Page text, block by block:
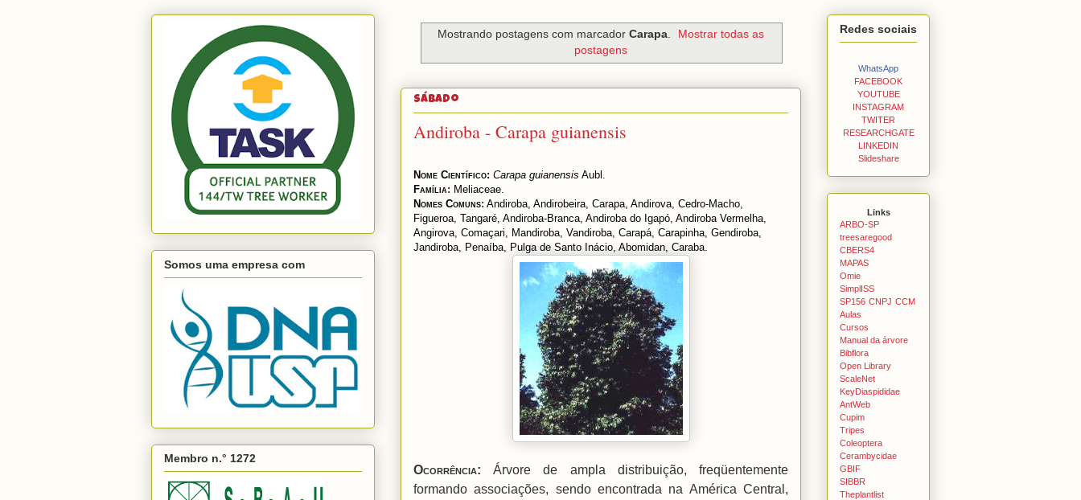
Mostrando postagens com marcador Carapa.
Mostrar todas as
postagens
sábado
Andiroba - Carapa guianensis
Nome Científico: Carapa guianensis Aubl.
Família: Meliaceae.
Nomes Comuns: Andiroba, Andirobeira, Carapa, Andirova, Cedro-Macho,
Figueroa, Tangaré, Andiroba-Branca, Andiroba do Igapó, Andiroba Vermelha,
Angirova, Comaçari, Mandiroba, Vandiroba, Carapá, Carapinha, Gendiroba,
Jandiroba, Penaíba, Pulga de Santo Inácio, Abomidan, Caraba.
Ocorrência: Árvore de ampla distribuição, freqüentemente
formando associações, sendo encontrada na América Central,
Somos uma empresa com
Membro n.° 1272
Redes sociais
WhatsApp
FACEBOOK
YOUTUBE
INSTAGRAM
TWITER
RESEARCHGATE
LINKEDIN
Slideshare
Links
ARBO-SP
treesaregood
CBERS4
MAPAS
Omie
SimplISS
SP156 CNPJ CCM
Aulas
Cursos
Manual da árvore
Bibflora
Open Library
ScaleNet
KeyDiaspididae
AntWeb
Cupim
Tripes
Coleoptera
Cerambycidae
GBIF
SIBBR
Theplantlist